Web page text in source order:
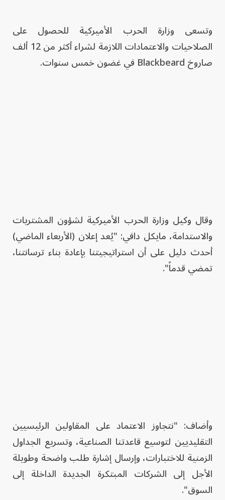
وتسعى وزارة الحرب الأميركية للحصول على
الصلاحيات والاعتمادات اللازمة لشراء أكثر من 12 ألف
صاروخ Blackbeard في غضون خمس سنوات.
وقال وكيل وزارة الحرب الأميركية لشؤون المشتريات
والاستدامة، مايكل دافي: "يُعد إعلان (الأربعاء الماضي)
أحدث دليل على أن استراتيجيتنا بإعادة بناء ترسانتنا،
تمضي قدماً".
وأضاف: "نتجاوز الاعتماد على المقاولين الرئيسيين
التقليديين لتوسيع قاعدتنا الصناعية، وتسريع الجداول
الزمنية للاختبارات، وإرسال إشارة طلب واضحة وطويلة
الأجل إلى الشركات المبتكرة الجديدة الداخلة إلى
السوق".